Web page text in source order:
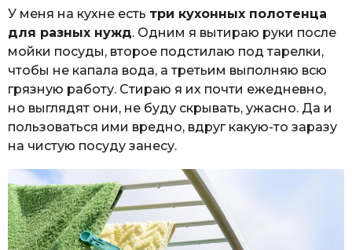
У меня на кухне есть три кухонных полотенца
для разных нужд. Одним я вытираю руки после
мойки посуды, второе подстилаю под тарелки,
чтобы не капала вода, а третьим выполняю всю
грязную работу. Стираю я их почти ежедневно,
но выглядят они, не буду скрывать, ужасно. Да и
пользоваться ими вредно, вдруг какую-то заразу
на чистую посуду занесу.